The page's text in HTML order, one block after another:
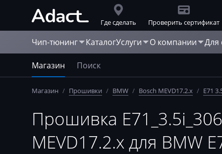
Где сделать Проверить сертификат
Чип-тюнинг КаталогУслуги О компании Для
Магазин Поиск
Магазин / Прошивки / BMW / Bosch MEVD17.2.х / E71
Прошивка
MEVD17.2.х для BMW